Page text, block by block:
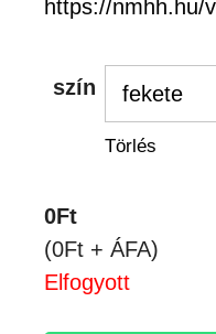
https://nmhh.hu/
szín
Törlés
0Ft
(0Ft + ÁFA)
Elfogyott